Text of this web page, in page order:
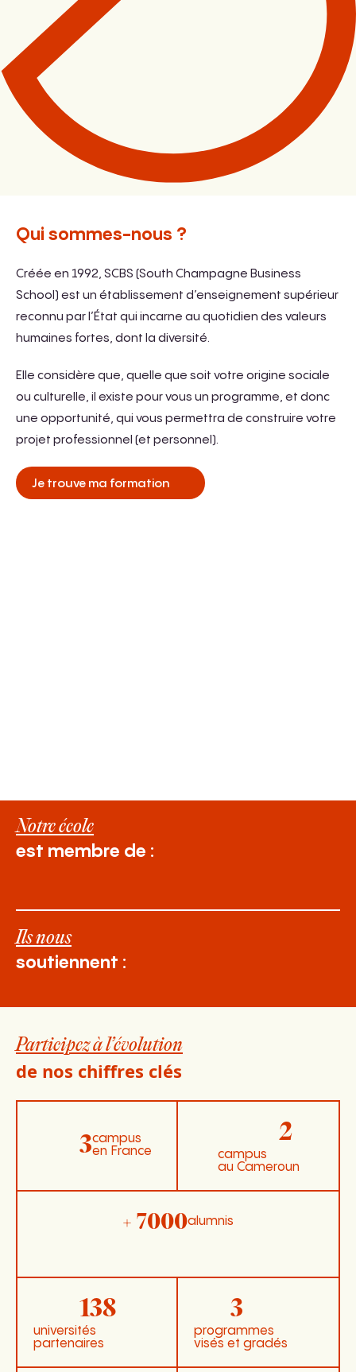
Qui sommes-nous ?
Créée en 1992, SCBS (South Champagne Business
School) est un établissement d’enseignement supérieur
reconnu par l’État qui incarne au quotidien des valeurs
humaines fortes, dont la diversité.
Elle considère que, quelle que soit votre origine sociale
ou culturelle, il existe pour vous un programme, et donc
une opportunité, qui vous permettra de construire votre
projet professionnel (et personnel).
Je trouve ma formation
Notre école
est membre de :
Ils nous
soutiennent :
Participez à l’évolution
de nos chiffres clés
3campus
en France
2
campus
au Cameroun
+ 7000alumnis
138
universités
partenaires
3
programmes
visés et gradés